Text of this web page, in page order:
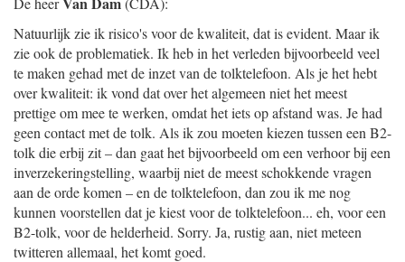
Natuurlijk zie ik risico's voor de kwaliteit, dat is evident. Maar ik
zie ook de problematiek. Ik heb in het verleden bijvoorbeeld veel
te maken gehad met de inzet van de tolktelefoon. Als je het hebt
over kwaliteit: ik vond dat over het algemeen niet het meest
prettige om mee te werken, omdat het iets op afstand was. Je had
geen contact met de tolk. Als ik zou moeten kiezen tussen een B2-
tolk die erbij zit – dan gaat het bijvoorbeeld om een verhoor bij een
inverzekeringstelling, waarbij niet de meest schokkende vragen
aan de orde komen – en de tolktelefoon, dan zou ik me nog
kunnen voorstellen dat je kiest voor de tolktelefoon... eh, voor een
B2-tolk, voor de helderheid. Sorry. Ja, rustig aan, niet meteen
twitteren allemaal, het komt goed.